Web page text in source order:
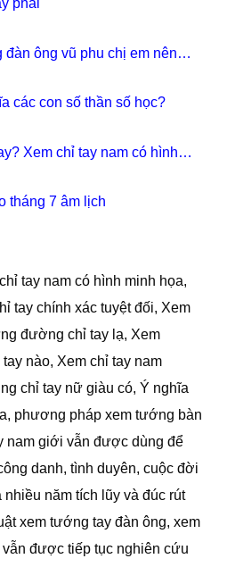
phải
ông vũ phu chị em nên
các con số thần số học?
Xem chỉ tay nam có hình
tháng 7 âm lịch
tay nam có hình minh họa,
tay chính xác tuyệt đối, Xem
đường chỉ tay lạ, Xem
nào, Xem chỉ tay nam
chỉ tay nữ giàu có, Ý nghĩa
phương pháp xem tướng bàn
nam giới vẫn được dùng để
danh, tình duyên, cuộc đời
năm tích lũy và đúc rút
xem tướng tay đàn ông, xem
được tiếp tục nghiên cứu